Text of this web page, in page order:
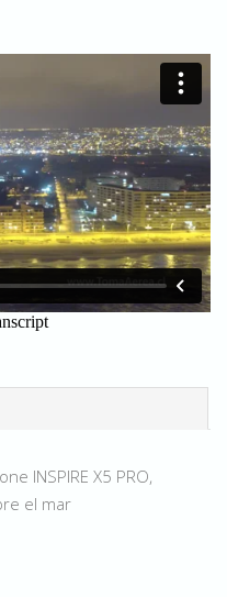
INSPIRE X5 PRO,
el mar